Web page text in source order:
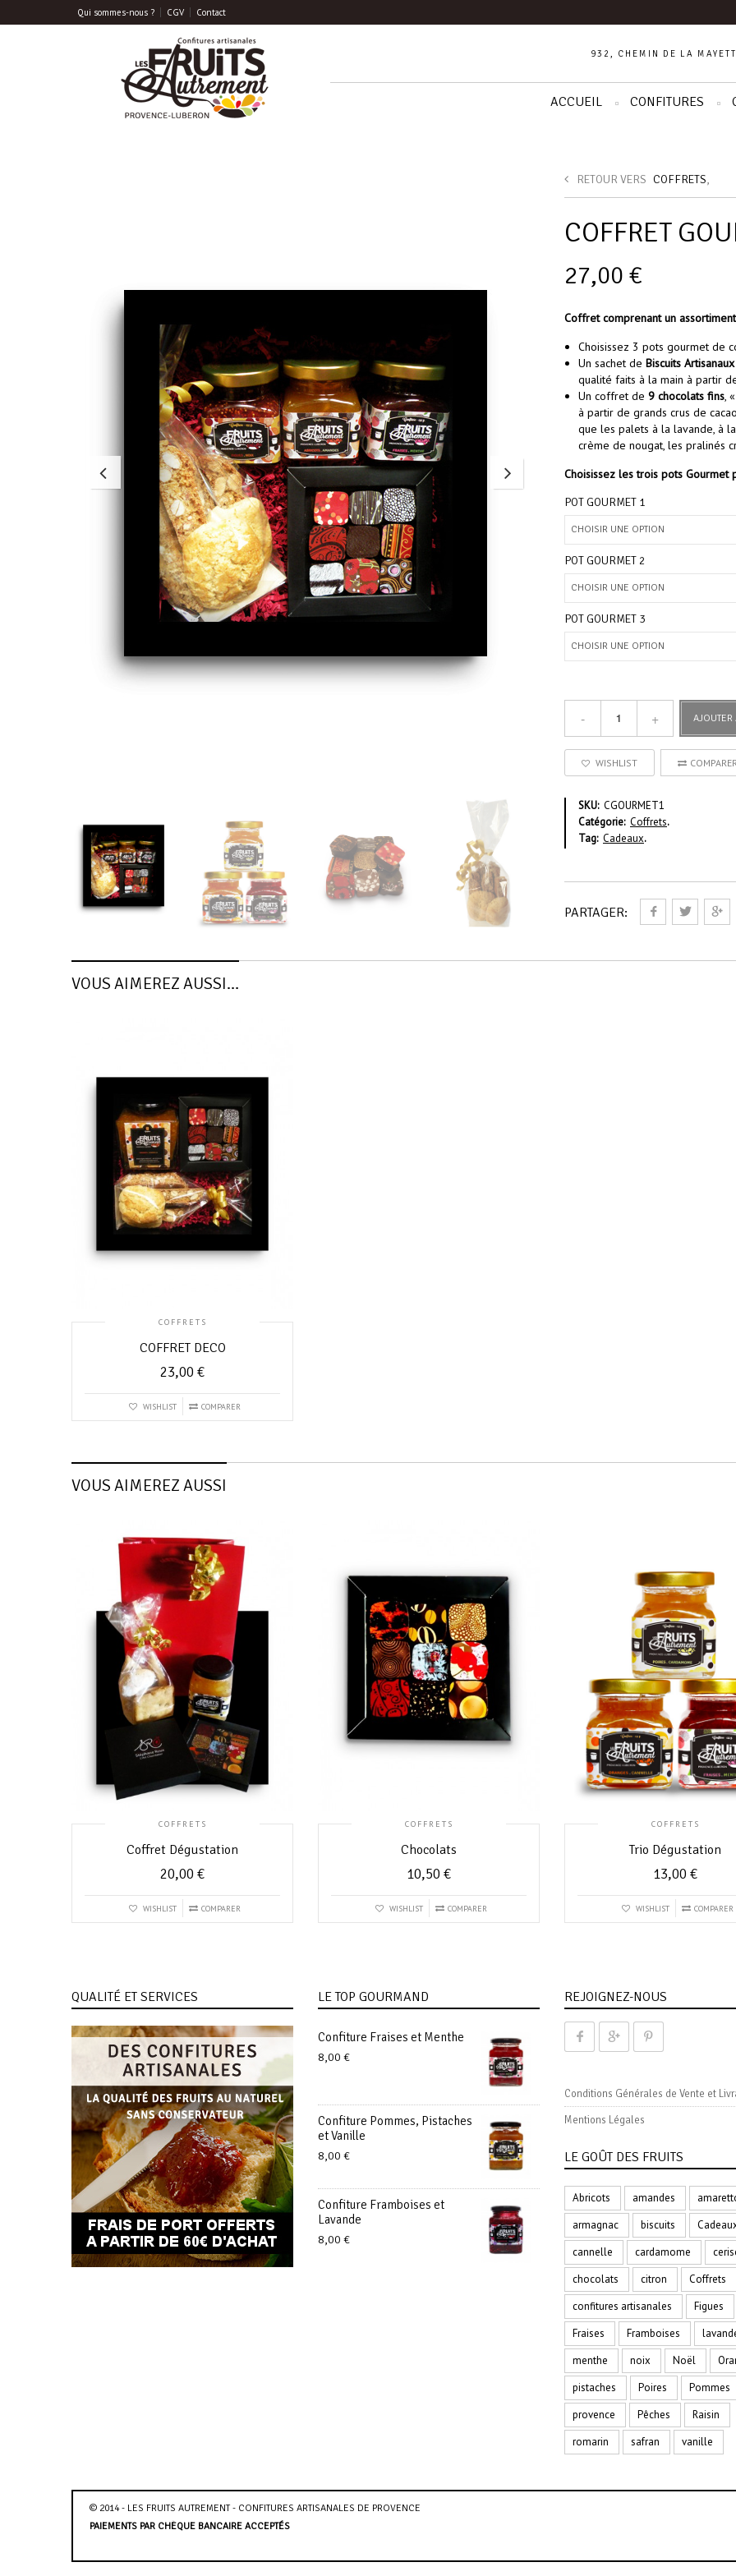
Qui sommes-nous ? CGV Contact
932, CHEMIN DE LA
ACCUEIL CONFITURES
RETOUR VERS COFFRETS,
COFFRET
27,00 €
Coffret comprenant un
Choisissez 3 pots gourmet de
Un sachet de Biscuits
qualité faits à la main à partir
Un coffret de 9 chocolats fins,
à partir de grands crus de
que les palets à la lavande, à
crème de nougat, les pralinés
Choisissez les trois pots
POT GOURMET 1
POT GOURMET 2
POT GOURMET 3
AJOUTER
WISHLIST
SKU: CGOURMET1
Catégorie: Coffrets.
Tag: Cadeaux.
PARTAGER:
VOUS AIMEREZ AUSSI…
COFFRETS
COFFRET DECO
23,00 €
WISHLIST COMPARER
VOUS AIMEREZ AUSSI
COFFRETS
Coffret Dégustation
20,00 €
WISHLIST COMPARER
COFFRETS
Chocolats
10,50 €
WISHLIST COMPARER
COFFRETS
Trio Dégustation
13,00 €
WISHLIST COMPARER
QUALITÉ ET SERVICES LE TOP GOURMAND
Confiture Fraises et Menthe
8,00 €
Confiture Pommes, Pistaches
et Vanille
8,00 €
Confiture Framboises et
Lavande
8,00 €
REJOIGNEZ-NOUS
Conditions Générales de Vente et
Mentions Légales
LE GOÛT DES FRUITS
Abricots amandes
armagnac
biscuits
cannelle
cardamome
chocolats
citron
Coffrets
confitures artisanales
Figues
Fraises
Framboises
menthe
noix Noël
pistaches
Poires
Pommes
provence
Pêches
Raisin
romarin
safran vanille
© 2014 - LES FRUITS AUTREMENT - CONFITURES ARTISANALES DE PROVENCE
PAIEMENTS PAR CHÈQUE BANCAIRE ACCEPTÉS